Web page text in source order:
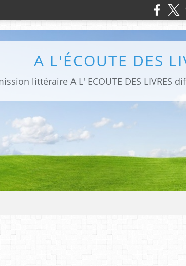
A L'ÉCOUTE DES
littéraire A L' ECOUTE DES LIVRES